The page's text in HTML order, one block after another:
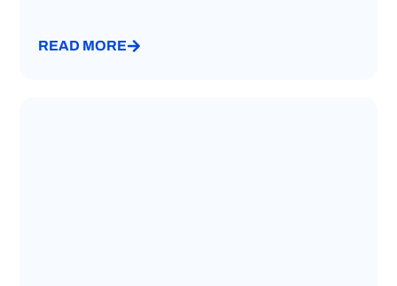
READ MORE